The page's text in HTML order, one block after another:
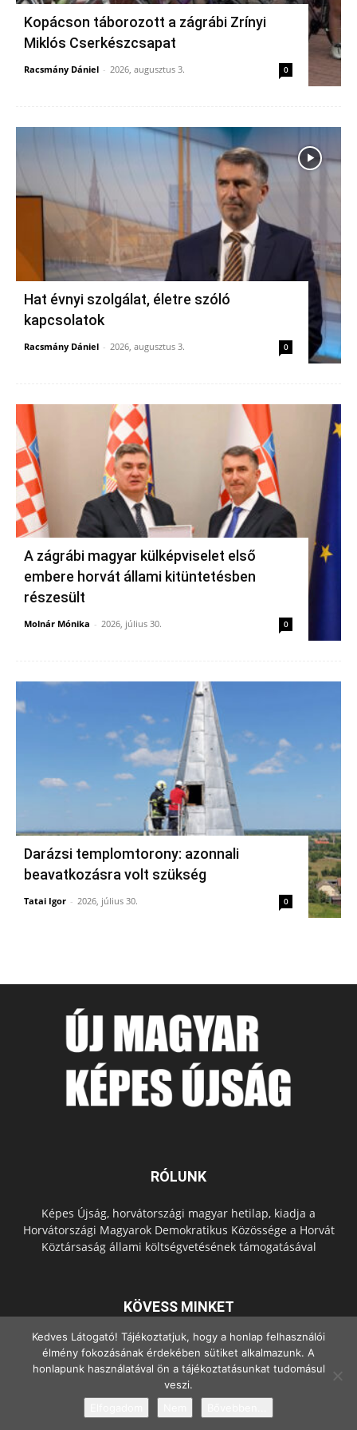
Kopácson táborozott a zágrábi Zrínyi
Miklós Cserkészcsapat
Racsmány Dániel - 2026, augusztus 3. 0
Hat évnyi szolgálat, életre szóló
kapcsolatok
Racsmány Dániel - 2026, augusztus 3. 0
A zágrábi magyar külképviselet első
embere horvát állami kitüntetésben
részesült
Molnár Mónika - 2026, július 30. 0
Darázsi templomtorony: azonnali
beavatkozásra volt szükség
Tatai Igor - 2026, július 30. 0
RÓLUNK
Képes Újság, horvátországi magyar hetilap, kiadja a
Horvátországi Magyarok Demokratikus Közössége a Horvát
Köztársaság állami költségvetésének támogatásával
KÖVESS MINKET
© Copyright - 2022 Minden jog fenntartva.
Kedves Látogató! Tájékoztatjuk, hogy a honlap felhasználói
élmény fokozásának érdekében sütiket alkalmazunk. A
honlapunk használatával ön a tájékoztatásunkat tudomásul
veszi.